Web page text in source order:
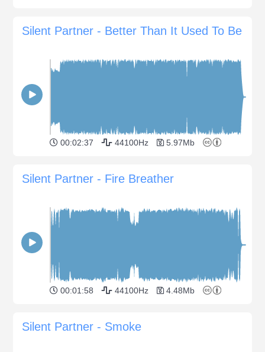
Silent Partner - Better Than It Used To Be
00:02:37 44100Hz 5.97Mb
Silent Partner - Fire Breather
00:01:58 44100Hz 4.48Mb
Silent Partner - Smoke